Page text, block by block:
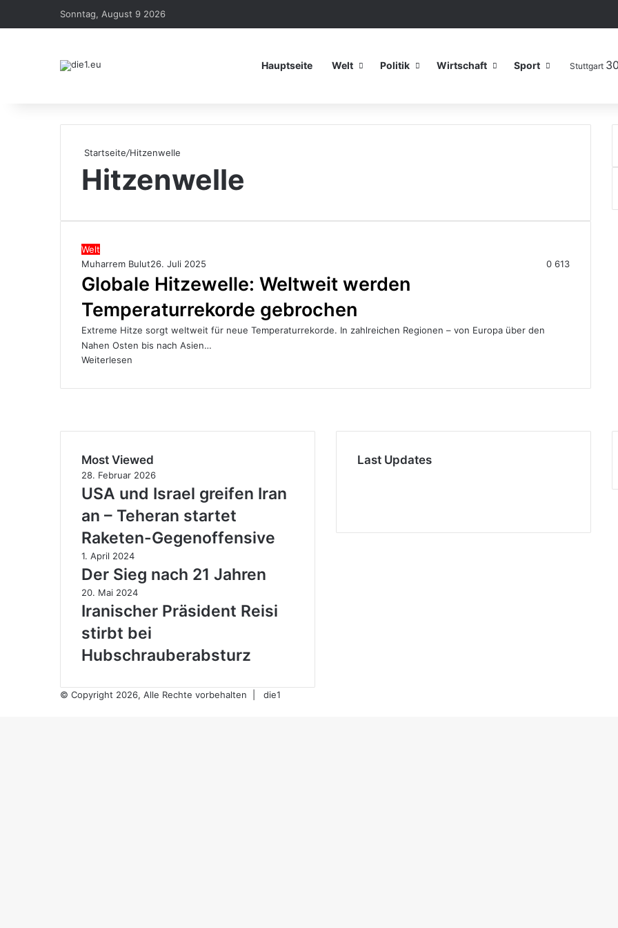
Sonntag, August 9 2026
Hauptseite Welt Politik Wirtschaft Sport Stuttgart
Startseite/Hitzenwelle
Hitzenwelle
Welt
Muharrem Bulut26. Juli 2025 0 613
Globale Hitzewelle: Weltweit werden
Temperaturrekorde gebrochen
Extreme Hitze sorgt weltweit für neue Temperaturrekorde. In zahlreichen Regionen – von Europa über den
Nahen Osten bis nach Asien…
Weiterlesen
Most Viewed
28. Februar 2026
USA und Israel greifen Iran
an – Teheran startet
Raketen-Gegenoffensive
1. April 2024
Der Sieg nach 21 Jahren
20. Mai 2024
Iranischer Präsident Reisi
stirbt bei
Hubschrauberabsturz
Last Updates
© Copyright 2026, Alle Rechte vorbehalten |
die1